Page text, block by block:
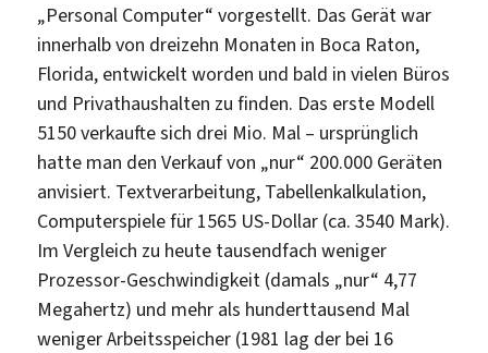
„Personal Computer“ vorgestellt. Das Gerät war
innerhalb von dreizehn Monaten in Boca Raton,
Florida, entwickelt worden und bald in vielen Büros
und Privathaushalten zu finden. Das erste Modell
5150 verkaufte sich drei Mio. Mal – ursprünglich
hatte man den Verkauf von „nur“ 200.000 Geräten
anvisiert. Textverarbeitung, Tabellenkalkulation,
Computerspiele für 1565 US-Dollar (ca. 3540 Mark).
Im Vergleich zu heute tausendfach weniger
Prozessor-Geschwindigkeit (damals „nur“ 4,77
Megahertz) und mehr als hunderttausend Mal
weniger Arbeitsspeicher (1981 lag der bei 16